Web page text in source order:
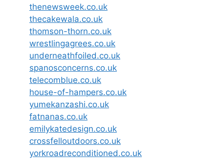
thenewsweek.co.uk
thecakewala.co.uk
thomson-thorn.co.uk
wrestlingagrees.co.uk
underneathfoiled.co.uk
spanosconcerns.co.uk
telecomblue.co.uk
house-of-hampers.co.uk
yumekanzashi.co.uk
fatnanas.co.uk
emilykatedesign.co.uk
crossfelloutdoors.co.uk
yorkroadreconditioned.co.uk